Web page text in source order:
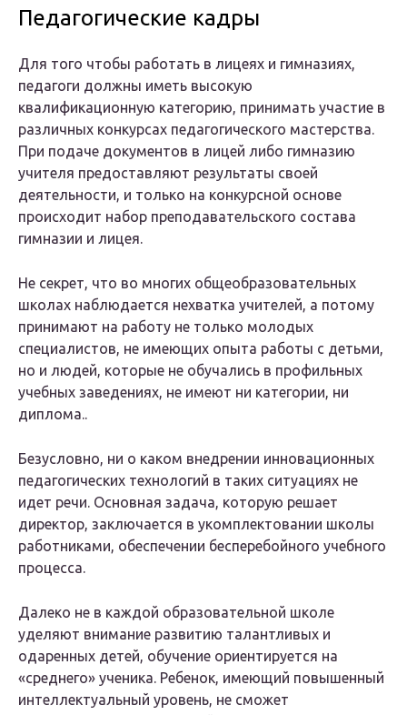
Педагогические кадры
Для того чтобы работать в лицеях и гимназиях,
педагоги должны иметь высокую
квалификационную категорию, принимать участие в
различных конкурсах педагогического мастерства.
При подаче документов в лицей либо гимназию
учителя предоставляют результаты своей
деятельности, и только на конкурсной основе
происходит набор преподавательского состава
гимназии и лицея.
Не секрет, что во многих общеобразовательных
школах наблюдается нехватка учителей, а потому
принимают на работу не только молодых
специалистов, не имеющих опыта работы с детьми,
но и людей, которые не обучались в профильных
учебных заведениях, не имеют ни категории, ни
диплома..
Безусловно, ни о каком внедрении инновационных
педагогических технологий в таких ситуациях не
идет речи. Основная задача, которую решает
директор, заключается в укомплектовании школы
работниками, обеспечении бесперебойного учебного
процесса.
Далеко не в каждой образовательной школе
уделяют внимание развитию талантливых и
одаренных детей, обучение ориентируется на
«среднего» ученика. Ребенок, имеющий повышенный
интеллектуальный уровень, не сможет